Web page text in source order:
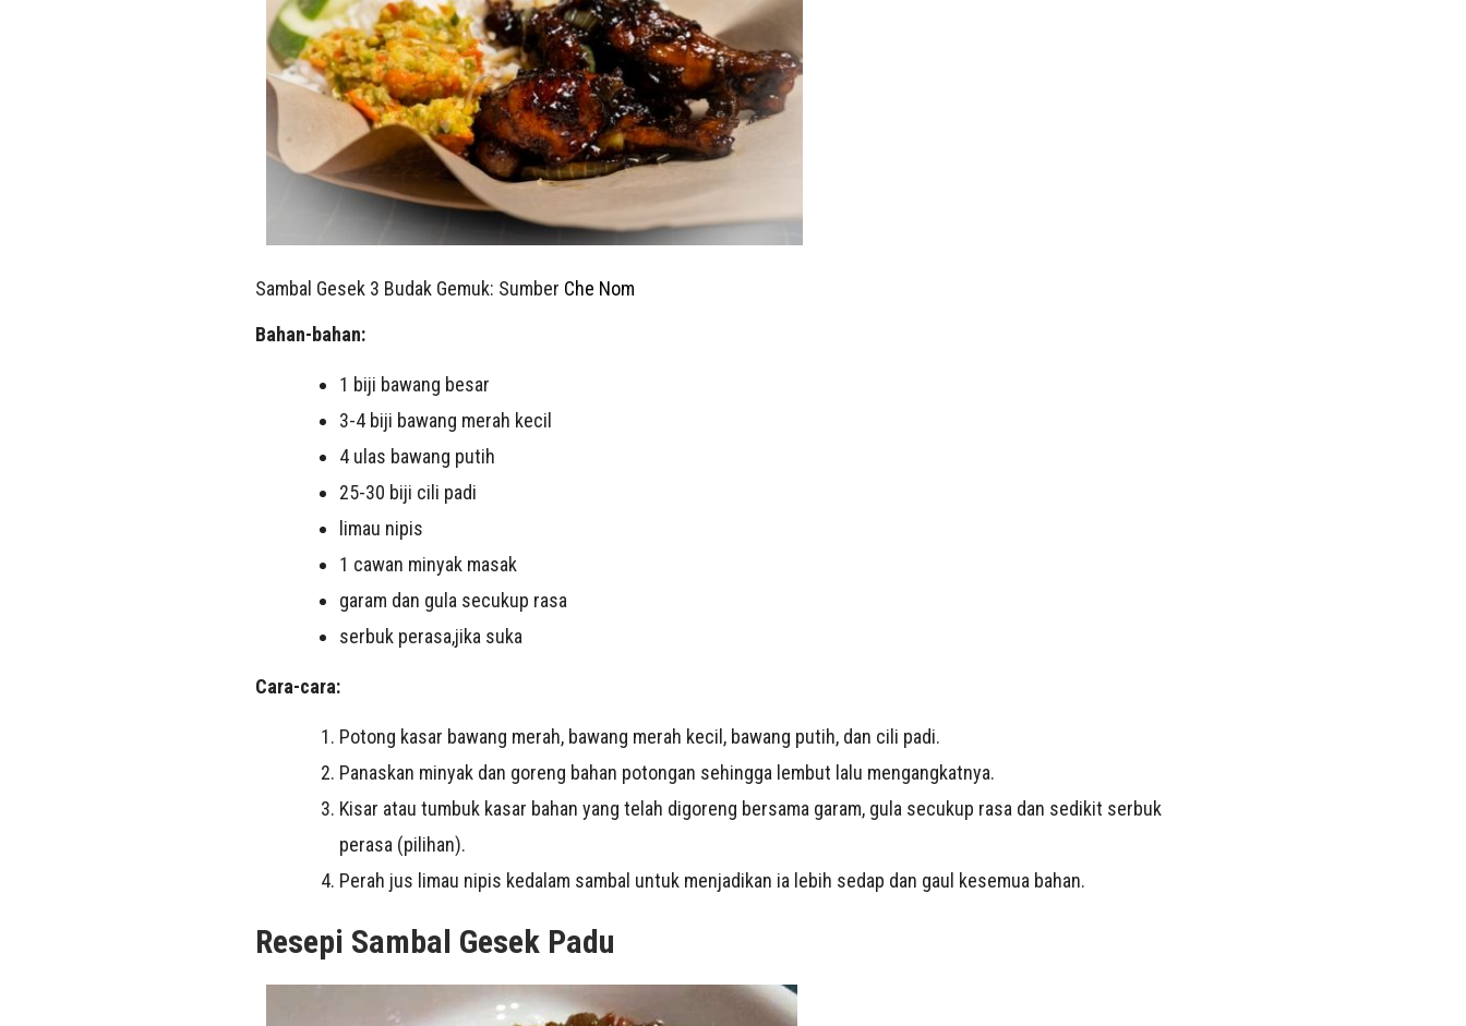
Sambal Gesek 3 Budak Gemuk: Sumber Che Nom
Bahan-bahan:
1 biji bawang besar
3-4 biji bawang merah kecil
4 ulas bawang putih
25-30 biji cili padi
limau nipis
1 cawan minyak masak
garam dan gula secukup rasa
serbuk perasa,jika suka
Cara-cara:
Potong kasar bawang merah, bawang merah kecil, bawang putih, dan cili padi.
Panaskan minyak dan goreng bahan potongan sehingga lembut lalu mengangkatnya.
Kisar atau tumbuk kasar bahan yang telah digoreng bersama garam, gula secukup rasa dan sedikit serbuk
perasa (pilihan).
Perah jus limau nipis kedalam sambal untuk menjadikan ia lebih sedap dan gaul kesemua bahan.
Resepi Sambal Gesek Padu